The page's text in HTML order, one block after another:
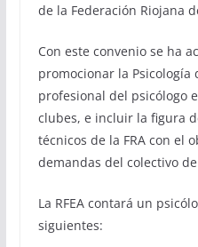
de la Federación Riojana
Con este convenio se ha
promocionar la Psicología
profesional del psicólogo
clubes, e incluir la figura
técnicos de la FRA con el
demandas del colectivo
La RFEA contará un
siguientes: